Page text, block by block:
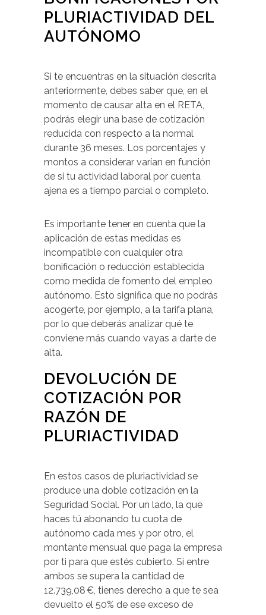
PLURIACTIVIDAD DEL
AUTÓNOMO
Si te encuentras en la situación descrita
anteriormente, debes saber que, en el
momento de causar alta en el RETA,
podrás elegir una base de cotización
reducida con respecto a la normal
durante 36 meses. Los porcentajes y
montos a considerar varían en función
de si tu actividad laboral por cuenta
ajena es a tiempo parcial o completo.
Es importante tener en cuenta que la
aplicación de estas medidas es
incompatible con cualquier otra
bonificación o reducción establecida
como medida de fomento del empleo
autónomo. Esto significa que no podrás
acogerte, por ejemplo, a la tarifa plana,
por lo que deberás analizar qué te
conviene más cuando vayas a darte de
alta.
DEVOLUCIÓN DE
COTIZACIÓN POR
RAZÓN DE
PLURIACTIVIDAD
En estos casos de pluriactividad se
produce una doble cotización en la
Seguridad Social. Por un lado, la que
haces tú abonando tu cuota de
autónomo cada mes y por otro, el
montante mensual que paga la empresa
por ti para que estés cubierto. Si entre
ambos se supera la cantidad de
12.739,08 €, tienes derecho a que te sea
devuelto el 50% de ese exceso de